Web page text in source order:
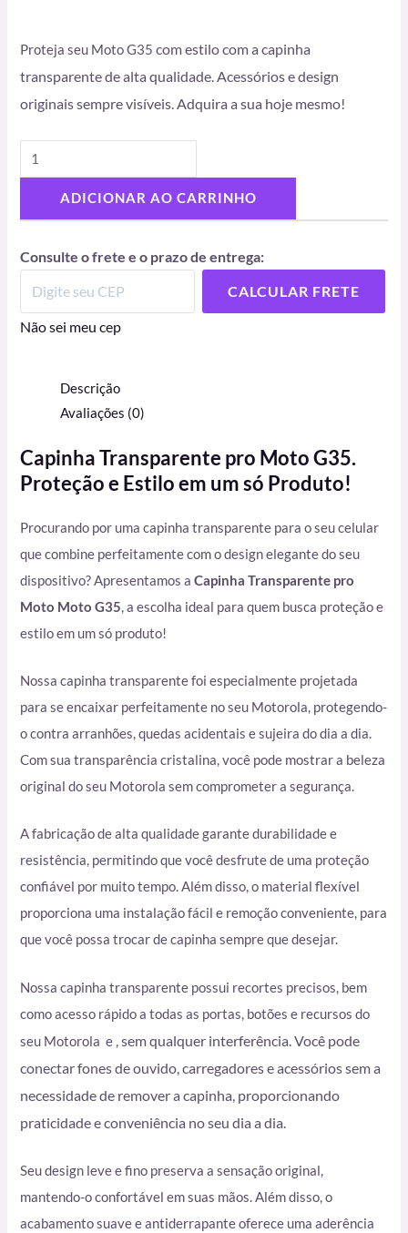
Proteja seu Moto G35com estilo com a capinha
transparente de alta qualidade. Acessórios e design
originais sempre visíveis. Adquira a sua hoje mesmo!
ADICIONAR AO CARRINHO
Consulte o frete e o prazo de entrega:
CALCULAR FRETE
Não sei meu cep
Descrição
Avaliações (0)
Capinha Transparente pro Moto G35.
Proteção e Estilo em um só Produto!
Procurando por uma capinha transparente para o seu celular
que combine perfeitamente com o design elegante do seu
dispositivo? Apresentamos aCapinha Transparente pro
Moto Moto G35, a escolha ideal para quem busca proteção e
estilo em um só produto!
Nossa capinha transparente foi especialmente projetada
para se encaixar perfeitamente no seu Motorola, protegendo-
o contra arranhões, quedas acidentais e sujeira do dia a dia.
Com sua transparência cristalina, você pode mostrar a beleza
original do seu Motorola sem comprometer a segurança.
A fabricação de alta qualidade garante durabilidade e
resistência, permitindo que você desfrute de uma proteção
confiável por muito tempo. Além disso, o material flexível
proporciona uma instalação fácil e remoção conveniente, para
que você possa trocar de capinha sempre que desejar.
Nossa capinha transparente possui recortes precisos, bem
como acesso rápido a todas as portas, botões e recursos do
seu Motorola e ,sem qualquer interferência. Você pode
conectar fones de ouvido, carregadores e acessórios sem a
necessidade de remover a capinha, proporcionando
praticidade e conveniência no seu dia a dia.
Seu design leve e fino preserva a sensação original,
mantendo-o confortável em suas mãos. Além disso, o
acabamento suave e antiderrapante oferece uma aderência